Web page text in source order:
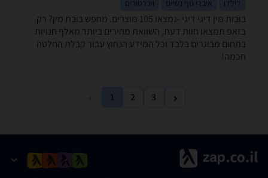
דילדו איברי גוף נשיים ויברטורים
בובות מין ‏דיגי דיגי -נמצאו 105 מוצרים. מחפש בובת מין? רק
בזאפ תמצאו חוות דעת, השוואת מחירים ביותר מאלף חנויות
בתחום מבוגרים בלבד וכל המידע הנחוץ עבור קבלת החלטה
חכמה!
1 2 3